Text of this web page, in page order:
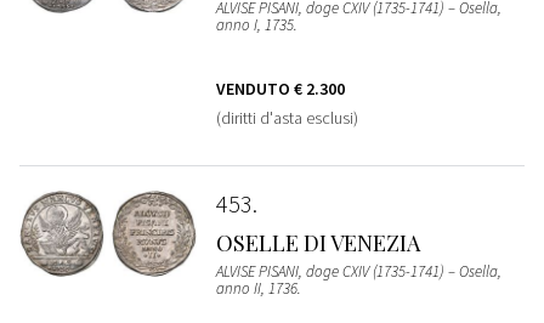
ALVISE PISANI, doge CXIV (1735-1741) – Osella,
anno I, 1735.
VENDUTO € 2.300
(diritti d'asta esclusi)
453
OSELLE DI VENEZIA
ALVISE PISANI, doge CXIV (1735-1741) – Osella,
anno II, 1736.